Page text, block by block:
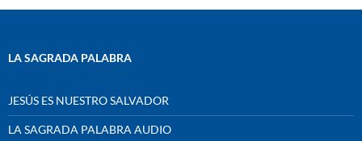
LA SAGRADA PALABRA
JESÚS ES NUESTRO SALVADOR
LA SAGRADA PALABRA AUDIO